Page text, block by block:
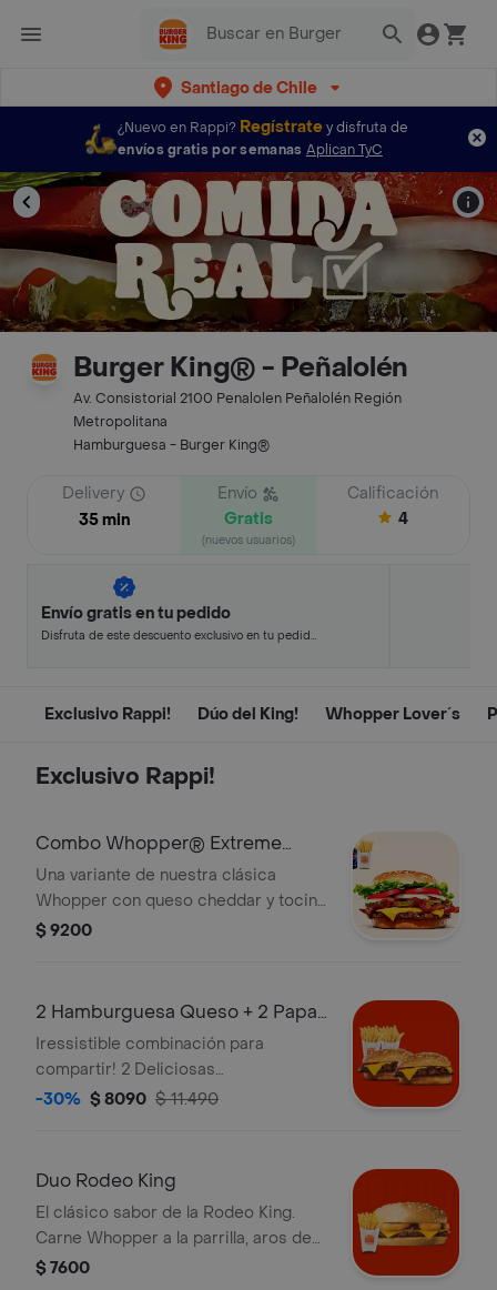
Santiago de Chile
¿Nuevo en Rappi? Regístratey disfruta de
envíos gratis por semanas Aplican TyC
Burger King® - Peñalolén
Av. Consistorial 2100 Penalolen Peñalolén Región
Metropolitana
Hamburguesa - Burger King®
Delivery
35 min
Envío
Gratis
(nuevos usuarios)
Calificación
4
Envío gratis en tu pedido
Disfruta de este descuento exclusivo en tu pedido
Exclusivo Rappi! Dúo del King! Whopper Lover´s
Exclusivo Rappi!
Combo Whopper® Extreme
Rappi!
Una variante de nuestra clásica
Whopper con queso cheddar y tocino
que lleva al placer. ¡Tu combo incluye
$ 9200
2 Hamburguesa Queso + 2 Papas
Grandes
Iressistible combinación para
compartir! 2 Deliciosas
Hamburguesas Queso Jr de 56
-30% $ 8090 $ 11.490
Duo Rodeo King
El clásico sabor de la Rodeo King.
Carne Whopper a la parrilla, aros de
cebolla empanizados, queso y salsa
$ 7600